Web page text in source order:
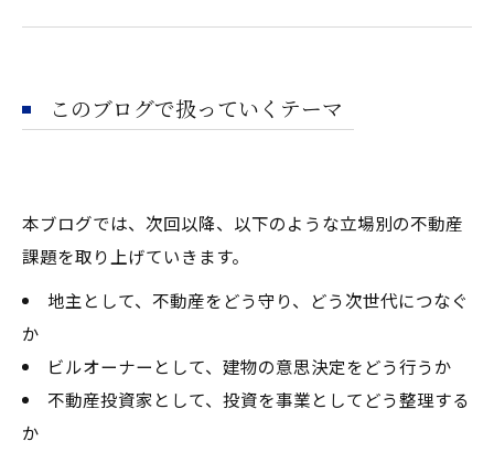
このブログで扱っていくテーマ
本ブログでは、次回以降、以下のような立場別の不動産
課題を取り上げていきます。
地主として、不動産をどう守り、どう次世代につなぐ
か
ビルオーナーとして、建物の意思決定をどう行うか
不動産投資家として、投資を事業としてどう整理する
か